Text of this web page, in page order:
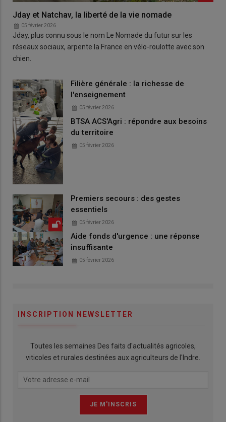
Jday et Natchav, la liberté de la vie nomade
05 février 2026
Jday, plus connu sous le nom Le Nomade du futur sur les
réseaux sociaux, arpente la France en vélo-roulotte avec son
chien.
Filière générale : la richesse de
l'enseignement
05 février 2026
BTSA ACS'Agri : répondre aux besoins
du territoire
05 février 2026
Premiers secours : des gestes
essentiels
05 février 2026
Aide fonds d'urgence : une réponse
insuffisante
05 février 2026
INSCRIPTION NEWSLETTER
Toutes les semaines Des faits d'actualités agricoles,
viticoles et rurales destinées aux agriculteurs de l'Indre.